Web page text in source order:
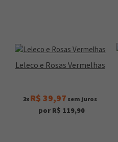
Leleco e Rosas Vermelhas
3x R$ 39,97 sem juros
por R$ 119,90